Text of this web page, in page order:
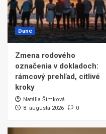
Dane
Zmena rodového
označenia v dokladoch:
rámcový prehľad, citlivé
kroky
Natália Šimková
8. augusta 2026
0